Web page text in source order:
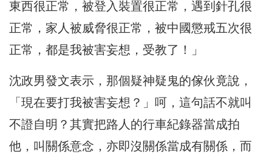
東西很正常，被登入裝置很正常，遇到針孔很
正常，家人被威脅很正常，被中國懲戒五次很
正常，都是我被害妄想，受教了！」
沈政男發文表示，那個疑神疑鬼的傢伙竟說，
「現在要打我被害妄想？」呵，這句話不就叫
不證自明？其實把路人的行車紀錄器當成拍
他，叫關係意念，亦即沒關係當成有關係，而